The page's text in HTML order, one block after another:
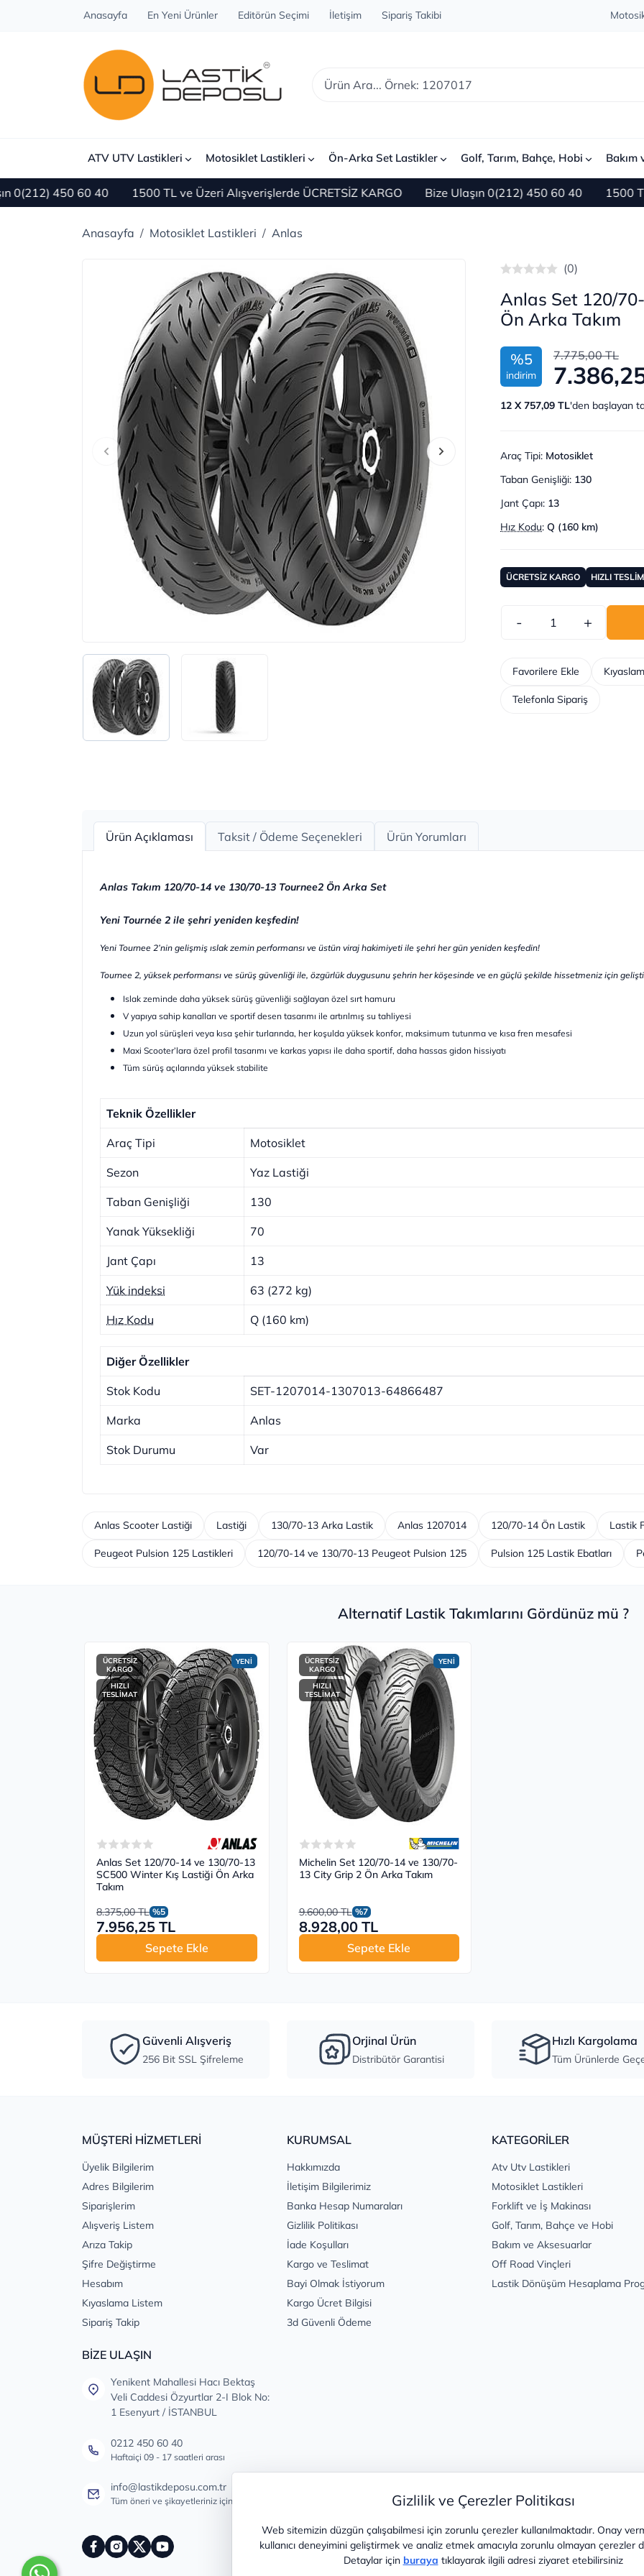
Anasayfa En Yeni Ürünler Editörün Seçimi İletişim Sipariş Takibi
ATV UTV Lastikleri Motosiklet Lastikleri Ön-Arka Set Lastikler Golf, Tarım, Bahçe, Hobi Bakım
450 60 40 1500 TL ve Üzeri Alışverişlerde ÜCRETSİZ KARGO Bize Ulaşın 0(212) 450 60 40 1500 TL ve
Gizlilik ve Çerezler Politikası
Web sitemizin düzgün çalışabilmesi için zorunlu çerezler kullanılmaktadır. Onay
kullanıcı deneyimini geliştirmek ve analiz etmek amacıyla zorunlu olmayan çerezler
Detaylar için buraya tıklayarak ilgili adresi ziyaret etebilirsiniz
Anasayfa Motosiklet Lastikleri Anlas
(0)
Anlas Set 120/
Ön Arka Takım
%5
indirim
7.775,00 TL
12 X 757,09 TL'den başlayan
Araç Tipi: Motosiklet
Taban Genişliği: 130
Jant Çapı: 13
Hız Kodu: Q (160 km)
ÜCRETSİZ KARGO HIZLI
- +
Telefonla Sipariş
Favorilere Ekle
Ürün Açıklaması Taksit / Ödeme Seçenekleri Ürün Yorumları
Anlas Takım 120/70-14 ve 130/70-13 Tournee2 Ön Arka Set
Yeni Tournée 2 ile şehri yeniden keşfedin!
Yeni Tournee 2’nin gelişmiş ıslak zemin performansı ve üstün viraj hakimiyeti ile şehri her gün yeniden keşfedin!
Tournee 2, yüksek performansı ve sürüş güvenliği ile, özgürlük duygusunu şehrin her köşesinde ve en güçlü şekilde hissetmeniz için
Islak zeminde daha yüksek sürüş güvenliği sağlayan özel sırt hamuru
V yapıya sahip kanalları ve sportif desen tasarımı ile artırılmış su tahliyesi
Uzun yol sürüşleri veya kısa şehir turlarında, her koşulda yüksek konfor, maksimum tutunma ve kısa fren mesafesi
Maxi Scooter’lara özel profil tasarımı ve karkas yapısı ile daha sportif, daha hassas gidon hissiyatı
Tüm sürüş açılarında yüksek stabilite
Teknik Özellikler
Araç Tipi Motosiklet
Sezon Yaz Lastiği
Taban Genişliği 130
Yanak Yüksekliği 70
Jant Çapı 13
Yük indeksi 63 (272 kg)
Hız Kodu Q (160 km)
Diğer Özellikler
Stok Kodu SET-1207014-1307013-64866487
Marka Anlas
Stok Durumu Var
Anlas Scooter Lastiği Lastiği 130/70-13 Arka Lastik Anlas 1207014 120/70-14 Ön Lastik Lastik
Peugeot Pulsion 125 Lastikleri 120/70-14 ve 130/70-13 Peugeot Pulsion 125 Pulsion 125 Lastik Ebatları
Alternatif Lastik Takımlarını Gördünüz mü ?
YENİ
ÜCRETSİZ
KARGO
HIZLI
TESLİMAT
Anlas Set 120/70-14 ve 130/70-13
SC500 Winter Kış Lastiği Ön Arka
Takım
8.375,00 TL %5
7.956,25 TL
Sepete Ekle
YENİ
ÜCRETSİZ
KARGO
HIZLI
TESLİMAT
Michelin Set 120/70-14 ve 130/70-
13 City Grip 2 Ön Arka Takım
9.600,00 TL %7
8.928,00 TL
Sepete Ekle
Güvenli Alışveriş
256 Bit SSL Şifreleme
Orjinal Ürün
Distribütör Garantisi
Hızlı Kargolama
Tüm Ürünlerde
MÜŞTERİ HİZMETLERİ
Üyelik Bilgilerim
Adres Bilgilerim
Siparişlerim
Alışveriş Listem
Arıza Takip
Şifre Değiştirme
Hesabım
Kıyaslama Listem
Sipariş Takip
KURUMSAL
Hakkımızda
İletişim Bilgilerimiz
Banka Hesap Numaraları
Gizlilik Politikası
İade Koşulları
Kargo ve Teslimat
Bayi Olmak İstiyorum
Kargo Ücret Bilgisi
3d Güvenli Ödeme
KATEGORİLER
Atv Utv Lastikleri
Motosiklet Lastikleri
Forklift ve İş Makinası
Golf, Tarım, Bahçe ve Hobi
Bakım ve Aksesuarlar
Off Road Vinçleri
Lastik Dönüşüm Hesaplama
BİZE ULAŞIN
Yenikent Mahallesi Hacı Bektaş
Veli Caddesi Özyurtlar 2-I Blok No:
1 Esenyurt / İSTANBUL
0212 450 60 40
Haftaiçi 09 - 17 saatleri arası
info@lastikdeposu.com.tr
Tüm öneri ve şikayetleriniz için